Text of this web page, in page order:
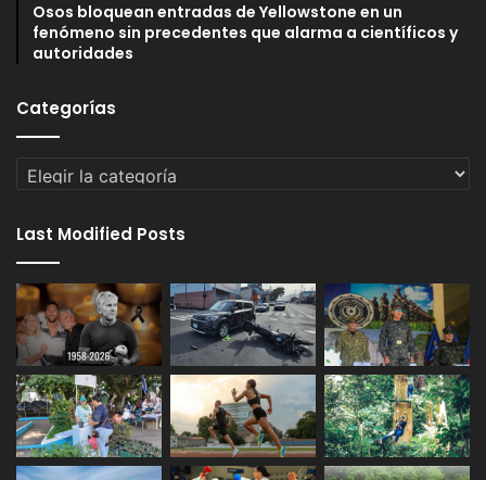
Osos bloquean entradas de Yellowstone en un
fenómeno sin precedentes que alarma a científicos y
autoridades
Categorías
Categorías
Last Modified Posts